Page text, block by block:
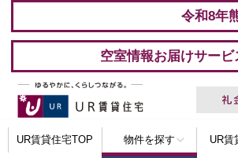
令和8年
空室情報お届けサー
UR賃貸住宅TOP 物件を探す UR賃